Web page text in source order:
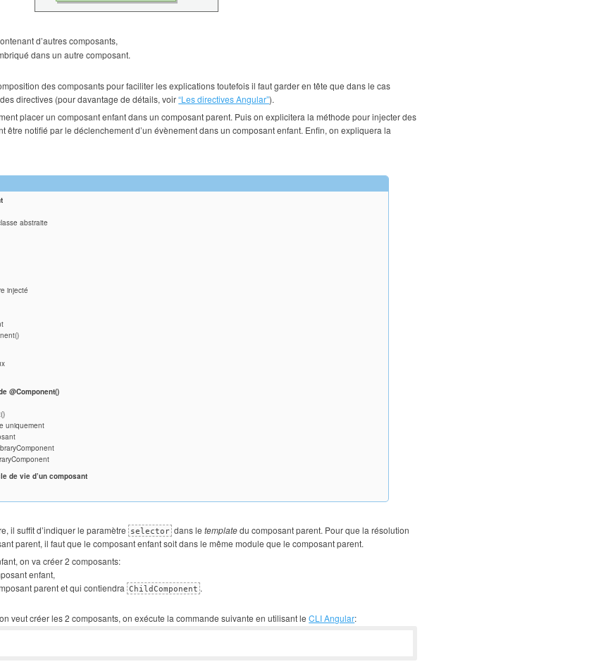
d’autres composants,
dans un autre composant.
des composants pour faciliter les explications toutefois il faut garder en tête que dans le cas
directives (pour davantage de détails, voir“Les directives Angular”).
placer un composant enfant dans un composant parent. Puis on explicitera la méthode pour injecter des
être notifié par le déclenchement d’un évènement dans un composant enfant. Enfin, on expliquera la
abstraite
injecté
@Component()
uniquement
de vie d’un composant
il suffit d’indiquer le paramètre selector dans letemplatedu composant parent. Pour que la résolution
parent, il faut que le composant enfant soit dans le même module que le composant parent.
on va créer 2 composants:
enfant,
parent et qui contiendra ChildComponent .
veut créer les 2 composants, on exécute la commande suivante en utilisant leCLI Angular: